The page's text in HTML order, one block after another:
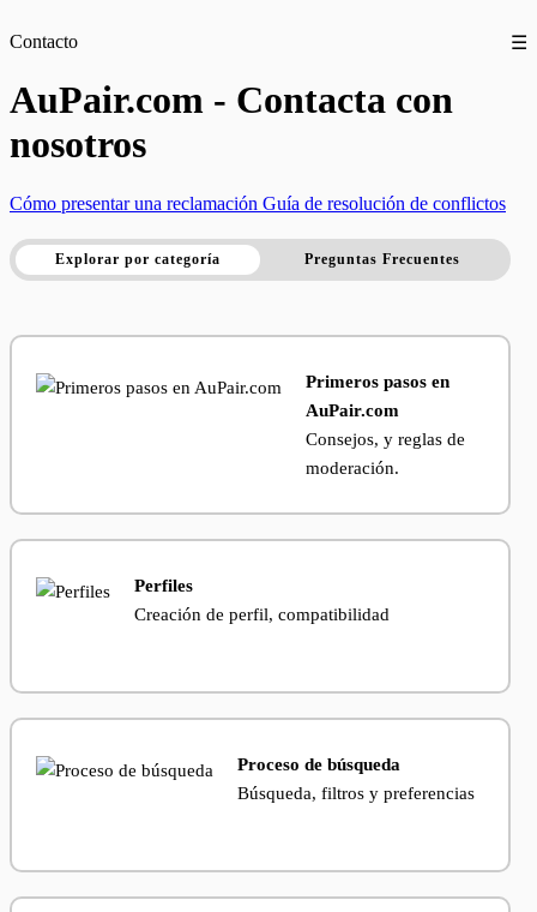
☰
Contacto
AuPair.com - Contacta con
nosotros
Cómo presentar una reclamación Guía de resolución de conflictos
Explorar por categoría Preguntas Frecuentes
Primeros pasos en
AuPair.com
Consejos, y reglas de
moderación.
Perfiles
Creación de perfil, compatibilidad
Proceso de búsqueda
Búsqueda, filtros y preferencias